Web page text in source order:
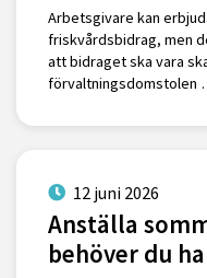
Arbetsgivare kan
friskvårdsbidrag, men
att bidraget ska vara
förvaltningsdomstolen
12 juni 2026
Anställa
behöver du